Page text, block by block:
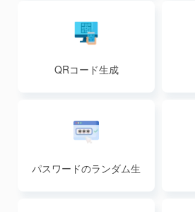
QRコード生成
パスワードのランダム生